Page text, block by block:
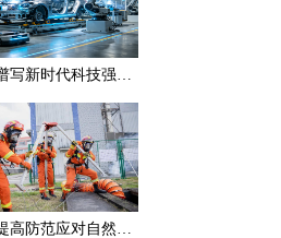
奋力谱写新时代科技强国新篇章
着力提高防范应对自然灾害能力